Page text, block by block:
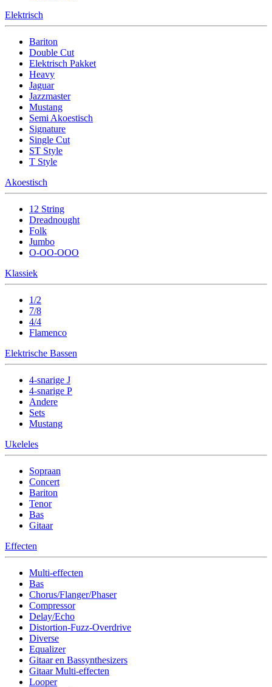
Elektrisch
Bariton
Double Cut
Elektrisch Pakket
Heavy
Jaguar
Jazzmaster
Mustang
Semi Akoestisch
Signature
Single Cut
ST Style
T Style
Akoestisch
12 String
Dreadnought
Folk
Jumbo
O-OO-OOO
Klassiek
1/2
7/8
4/4
Flamenco
Elektrische Bassen
4-snarige J
4-snarige P
Andere
Sets
Mustang
Ukeleles
Sopraan
Concert
Bariton
Tenor
Bas
Gitaar
Effecten
Multi-effecten
Bas
Chorus/Flanger/Phaser
Compressor
Delay/Echo
Distortion-Fuzz-Overdrive
Diverse
Equalizer
Gitaar en Bassynthesizers
Gitaar Multi-effecten
Looper